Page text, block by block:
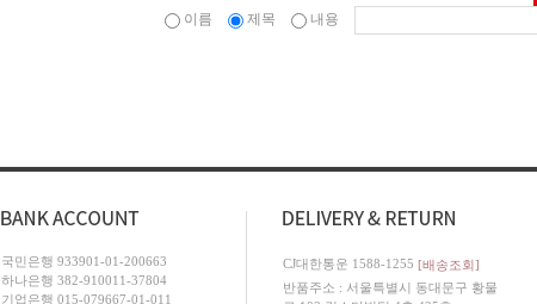
이름
제목 내용
국민은행 933901-01-200663
하나은행 382-910011-37804
기업은행 015-079667-01-011
CJ대한통운 1588-1255 [배송조회]
반품주소 : 서울특별시 동대문구 황물